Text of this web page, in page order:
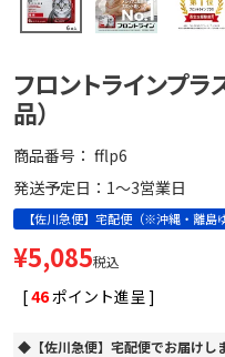
フロントラインプ
品）
商品番号
fflp6
発送予定日：1～3営業日
【佐川急便】宅配便（※沖縄・離島
¥5,085税込
[46ポイント進呈 ]
◆【佐川急便】宅配便でお届けし